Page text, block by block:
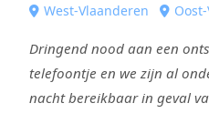
West-Vlaanderen
Dringend nood aan een
telefoontje en we zijn al
nacht bereikbaar in geval